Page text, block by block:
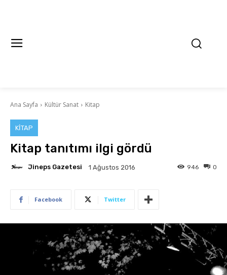
Ana Sayfa Kültür Sanat Kitap
KITAP
Kitap tanıtımı ilgi gördü
Jineps Gazetesi 1 Ağustos 2016 0
946
Facebook Twitter